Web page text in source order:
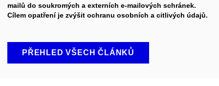
mailů do soukromých a externích e-mailových schránek.
Cílem opatření je zvýšit ochranu osobních a citlivých údajů.
PŘEHLED VŠECH ČLÁNKŮ